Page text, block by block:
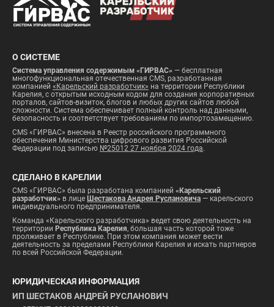
О СИСТЕМЕ
Система управления содержимым «ГИРВАС» — бесплатная
многофункциональная отечественная CMS, разработанная
компанией «Карельский разработчик» на территории Республики
Карелия, с открытым исходным кодом для создания корпоративных
порталов, сайтов-визиток, блогов и любых других сайтов любой
сложности. Система обеспечивает полный контроль над данными,
безопасность и соответствует требованиям по импортозамещению.
CMS «ГИРВАС» внесена в Реестр российского программного
обеспечения Министерства цифрового развития Российской
Федерации под записью №25012 27 ноября 2024 года.
СДЕЛАНО В КАРЕЛИИ
CMS «ГИРВАС» была разработана компанией «Карельский
разработчик» в лице Шестакова Андрея Руслановича — карельского
индивидуального предпринимателя.
Команда «Карельского разработчика» ведет свою деятельность на
территории Республика Карелия, большая часть которой тоже
пролживает в Республике. При этом компания может вести
деятельность за пределами Республики Карелия и искать партнеров
по всей Российской Федерации.
ЮРИДИЧЕСКАЯ ИНФОРМАЦИЯ
ИП ШЕСТАКОВ АНДРЕЙ РУСЛАНОВИЧ